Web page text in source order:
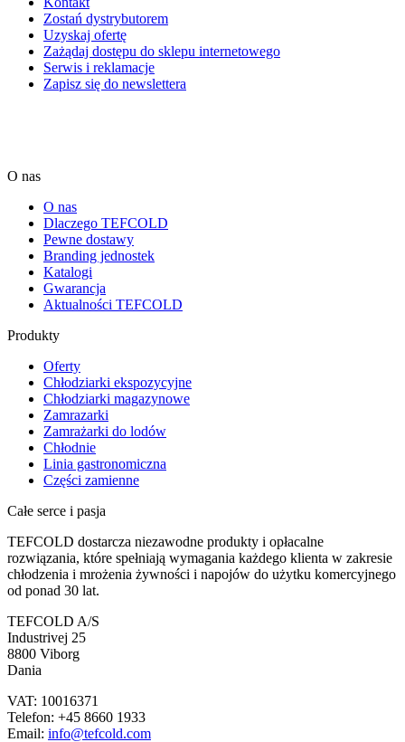
Zostań dystrybutorem
Uzyskaj ofertę
Zażądaj dostępu do sklepu internetowego
Serwis i reklamacje
Zapisz się do newslettera
O nas
O nas
Dlaczego TEFCOLD
Pewne dostawy
Branding jednostek
Katalogi
Gwarancja
Aktualności TEFCOLD
Produkty
Oferty
Chłodziarki ekspozycyjne
Chłodziarki magazynowe
Zamrazarki
Zamrażarki do lodów
Chłodnie
Linia gastronomiczna
Części zamienne
Całe serce i pasja
TEFCOLD dostarcza niezawodne produkty i opłacalne
rozwiązania, które spełniają wymagania każdego klienta w zakresie
chłodzenia i mrożenia żywności i napojów do użytku komercyjnego
od ponad 30 lat.
TEFCOLD A/S
Industrivej 25
8800 Viborg
Dania
VAT: 10016371
Telefon: +45 8660 1933
Email: info@tefcold.com